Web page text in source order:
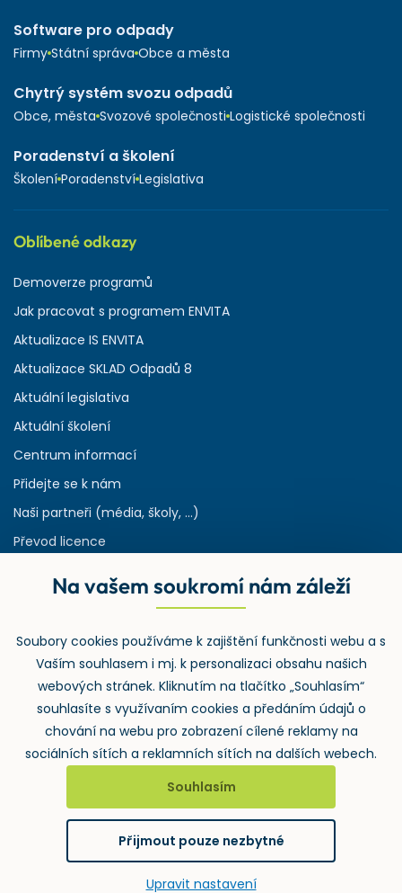
Software pro odpady
Firmy Státní správa Obce a města
Chytrý systém svozu odpadů
Obce, města Svozové společnosti Logistické společnosti
Poradenství a školení
Školení Poradenství Legislativa
Oblíbené odkazy
Demoverze programů
Jak pracovat s programem ENVITA
Aktualizace IS ENVITA
Aktualizace SKLAD Odpadů 8
Aktuální legislativa
Aktuální školení
Centrum informací
Přidejte se k nám
Naši partneři (média, školy, ...)
Převod licence
Rejstřík používaných zkratek v odpadech
Zpětný odběr
Wolters Kluwer ČR, a.s., U nákladového nádraží 3265/10,
130 00 Praha 3 – Strašnice
GDPR
Cookies
Notifikace
vytvořilwebProgress
Na vašem soukromí nám záleží
Soubory cookies používáme k zajištění funkčnosti webu a s
Vaším souhlasem i mj. k personalizaci obsahu našich
webových stránek. Kliknutím na tlačítko „Souhlasím“
souhlasíte s využívaním cookies a předáním údajů o
chování na webu pro zobrazení cílené reklamy na
sociálních sítích a reklamních sítích na dalších webech.
Souhlasím
Přijmout pouze nezbytné
Upravit nastavení